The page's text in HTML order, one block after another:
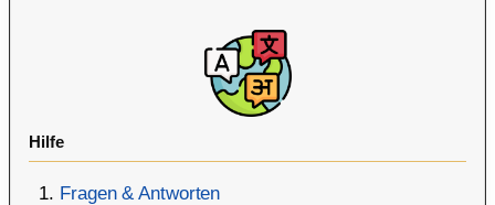
Hilfe
Fragen & Antworten